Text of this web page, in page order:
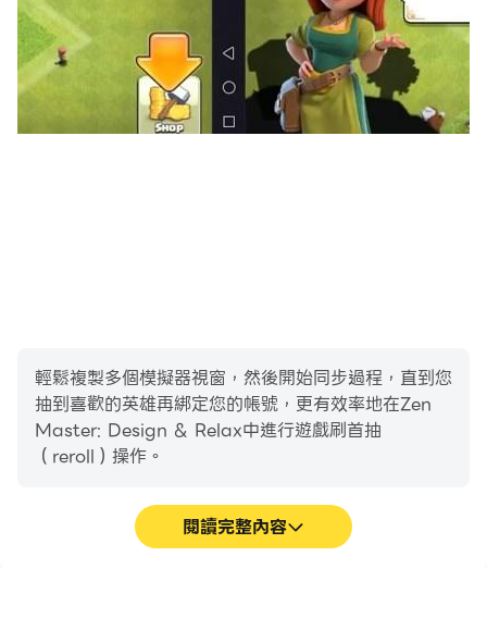
輕鬆複製多個模擬器視窗，然後開始同步過程，直到您
抽到喜歡的英雄再綁定您的帳號，更有效率地在Zen
Master: Design & Relax中進行遊戲刷首抽
（reroll）操作。
閱讀完整內容